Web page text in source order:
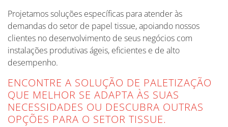
Projetamos soluções específicas para atender às
demandas do setor de papel tissue, apoiando nossos
clientes no desenvolvimento de seus negócios com
instalações produtivas ágeis, eficientes e de alto
desempenho.
ENCONTRE A SOLUÇÃO DE PALETIZAÇÃO
QUE MELHOR SE ADAPTA ÀS SUAS
NECESSIDADES OU DESCUBRA OUTRAS
OPÇÕES PARA O SETOR TISSUE.